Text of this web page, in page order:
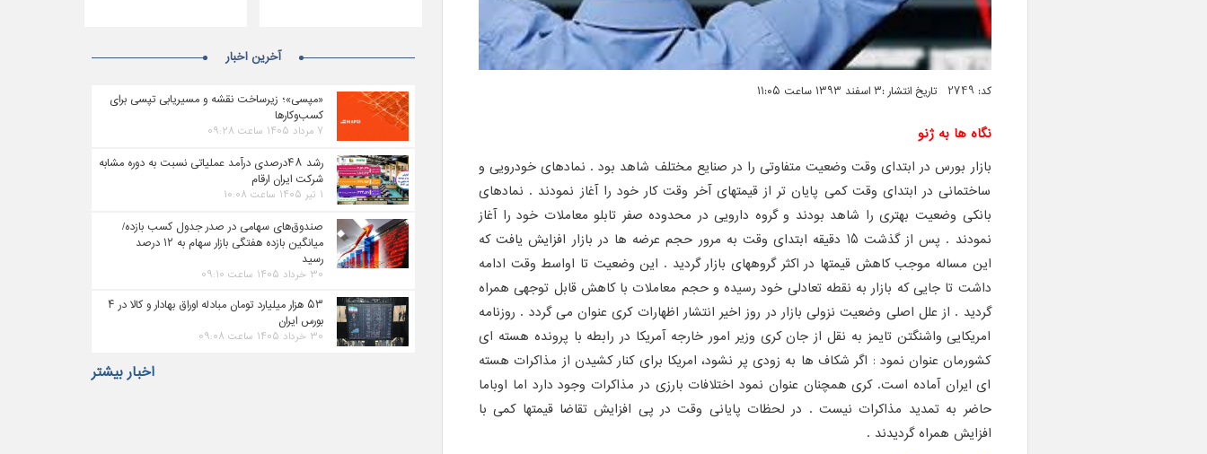
کد: 2749 تاریخ انتشار :۳ اسفند ۱۳۹۳ ساعت ۱۱:۰۵
نگاه ها به ژنو
بازار بورس در ابتدای وقت وضعیت متفاوتی را در صنایع مختلف شاهد بود . نمادهای خودرویی و
ساختمانی در ابتدای وقت کمی پایان تر از قیمتهای آخر وقت کار خود را آغاز نمودند . نمادهای
بانکی وضعیت بهتری را شاهد بودند و گروه دارویی در محدوده صفر تابلو معاملات خود را آغاز
نمودند . پس از گذشت 15 دقیقه ابتدای وقت به مرور حجم عرضه ها در بازار افزایش یافت که
این مساله موجب کاهش قیمتها در اکثر گروههای بازار گردید . این وضعیت تا اواسط وقت ادامه
داشت تا جایی که بازار به نقطه تعادلی خود رسیده و حجم معاملات با کاهش قابل توجهی همراه
گردید . از علل اصلی وضعیت نزولی بازار در روز اخیر انتشار اظهارات کری عنوان می گردد . روزنامه
امریکایی واشنگتن تایمز به نقل از جان کری وزیر امور خارجه آمریکا در رابطه با پرونده هسته ای
کشورمان عنوان نمود : اگر شکاف ها به زودی پر نشود، امریکا برای کنار کشیدن از مذاکرات هسته
ای ایران آماده است. کری همچنان عنوان نمود اختلافات بارزی در مذاکرات وجود دارد اما اوباما
حاضر به تمدید مذاکرات نیست . در لحظات پایانی وقت در پی افزایش تقاضا قیمتها کمی با
افزایش همراه گردیدند .
آخرین اخبار
«مپسی»؛ زیرساخت نقشه و مسیریابی تپسی برای
کسب‌وکارها
۷ مرداد ۱۴۰۵ ساعت ۰۹:۲۸
رشد ۴۸درصدی درآمد عملیاتی نسبت به دوره مشابه
شرکت ایران ارقام
۱ تیر ۱۴۰۵ ساعت ۱۰:۰۸
صندوق‌های سهامی در صدر جدول کسب بازده/
میانگین بازده هفتگی بازار سهام به ۱۲ درصد
رسید
۳۰ خرداد ۱۴۰۵ ساعت ۰۹:۱۰
۵۳ هزار میلیارد تومان مبادله اوراق بهادار و کالا در ۴
بورس ایران
۳۰ خرداد ۱۴۰۵ ساعت ۰۹:۰۸
اخبار بیشتر